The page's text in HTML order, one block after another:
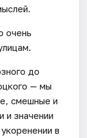
очень
до
— мы
смешные и
и значении
в